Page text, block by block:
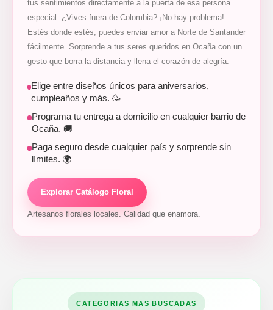
tus sentimientos directamente a la puerta de esa persona
especial. ¿Vives fuera de Colombia? ¡No hay problema!
Estés donde estés, puedes enviar amor a Norte de Santander
fácilmente. Sorprende a tus seres queridos en Ocaña con un
gesto que borra la distancia y llena el corazón de alegría.
Elige entre diseños únicos para aniversarios,
cumpleaños y más. 🥳
Programa tu entrega a domicilio en cualquier barrio de
Ocaña. 🚚
Paga seguro desde cualquier país y sorprende sin
límites. 🌍
Explorar Catálogo Floral
Artesanos florales locales. Calidad que enamora.
CATEGORIAS MAS BUSCADAS